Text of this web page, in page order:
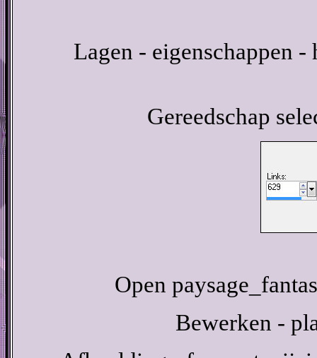
Lagen - eigenschappen
Gereedschap
Open
Bewerken -